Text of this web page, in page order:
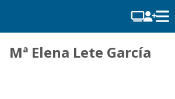
Mª Elena Lete García